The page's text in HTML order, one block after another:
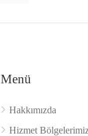
Menü
Hakkımızda
Hizmet